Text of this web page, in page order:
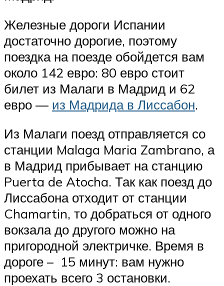
Железные дороги Испании
достаточно дорогие, поэтому
поездка на поезде обойдется вам
около 142 евро: 80 евро стоит
билет из Малаги в Мадрид и 62
евро — из Мадрида в Лиссабон.
Из Малаги поезд отправляется со
станции Malaga Maria Zambrano, а
в Мадрид прибывает на станцию
Puerta de Atocha. Так как поезд до
Лиссабона отходит от станции
Chamartin, то добраться от одного
вокзала до другого можно на
пригородной электричке. Время в
дороге – 15 минут: вам нужно
проехать всего 3 остановки.